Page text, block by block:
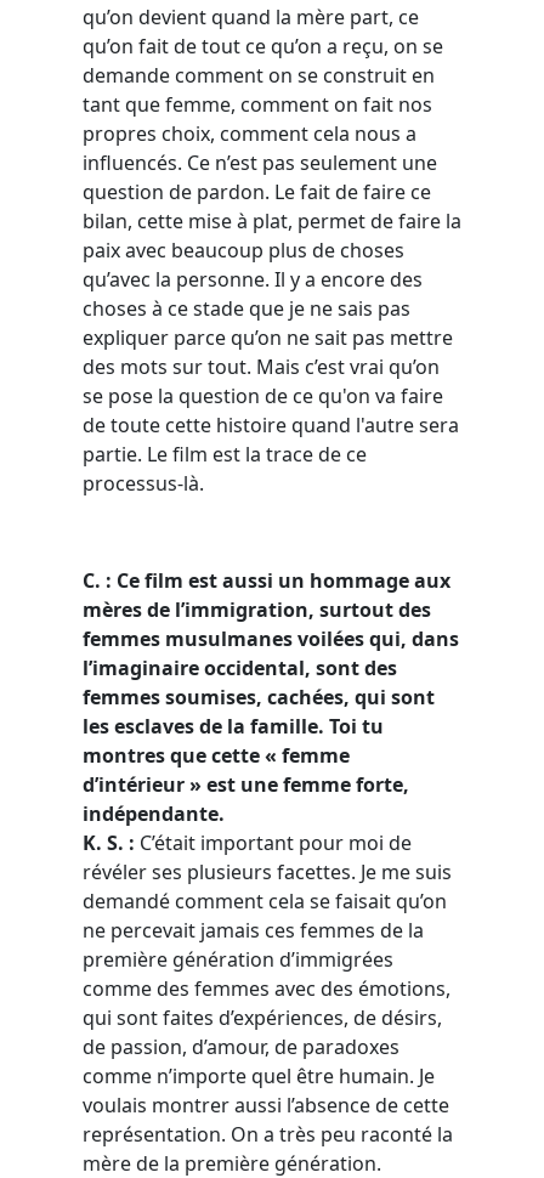
qu’on devient quand la mère part, ce
qu’on fait de tout ce qu’on a reçu, on se
demande comment on se construit en
tant que femme, comment on fait nos
propres choix, comment cela nous a
influencés. Ce n’est pas seulement une
question de pardon. Le fait de faire ce
bilan, cette mise à plat, permet de faire la
paix avec beaucoup plus de choses
qu’avec la personne. Il y a encore des
choses à ce stade que je ne sais pas
expliquer parce qu’on ne sait pas mettre
des mots sur tout. Mais c’est vrai qu’on
se pose la question de ce qu'on va faire
de toute cette histoire quand l'autre sera
partie. Le film est la trace de ce
processus-là.
C. : Ce film est aussi un hommage aux
mères de l’immigration, surtout des
femmes musulmanes voilées qui, dans
l’imaginaire occidental, sont des
femmes soumises, cachées, qui sont
les esclaves de la famille. Toi tu
montres que cette « femme
d’intérieur » est une femme forte,
indépendante.
K. S. : C’était important pour moi de
révéler ses plusieurs facettes. Je me suis
demandé comment cela se faisait qu’on
ne percevait jamais ces femmes de la
première génération d’immigrées
comme des femmes avec des émotions,
qui sont faites d’expériences, de désirs,
de passion, d’amour, de paradoxes
comme n’importe quel être humain. Je
voulais montrer aussi l’absence de cette
représentation. On a très peu raconté la
mère de la première génération.